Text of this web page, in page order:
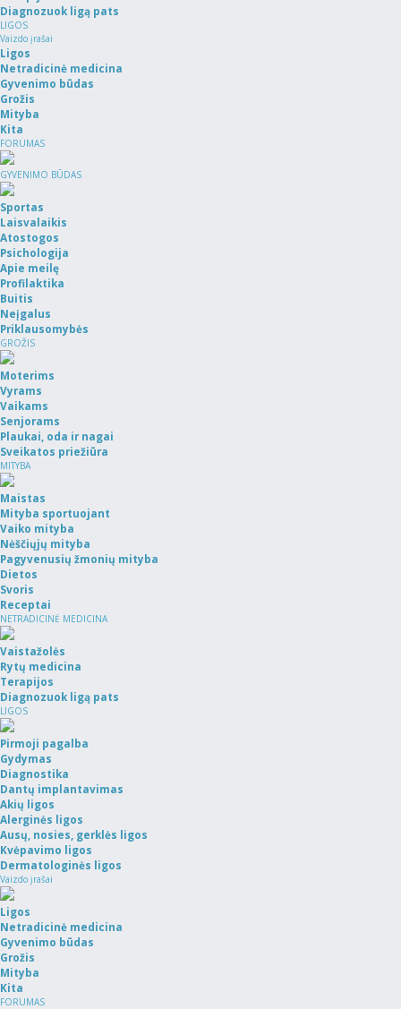
Diagnozuok ligą pats
LIGOS
Vaizdo įrašai
Ligos
Netradicinė medicina
Gyvenimo būdas
Grožis
Mityba
Kita
FORUMAS
GYVENIMO BŪDAS
Sportas
Laisvalaikis
Atostogos
Psichologija
Apie meilę
Profilaktika
Buitis
Neįgalus
Priklausomybės
GROŽIS
Moterims
Vyrams
Vaikams
Senjorams
Plaukai, oda ir nagai
Sveikatos priežiūra
MITYBA
Maistas
Mityba sportuojant
Vaiko mityba
Nėščiųjų mityba
Pagyvenusių žmonių mityba
Dietos
Svoris
Receptai
NETRADICINĖ MEDICINA
Vaistažolės
Rytų medicina
Terapijos
Diagnozuok ligą pats
LIGOS
Pirmoji pagalba
Gydymas
Diagnostika
Dantų implantavimas
Akių ligos
Alerginės ligos
Ausų, nosies, gerklės ligos
Kvėpavimo ligos
Dermatologinės ligos
Vaizdo įrašai
Ligos
Netradicinė medicina
Gyvenimo būdas
Grožis
Mityba
Kita
FORUMAS